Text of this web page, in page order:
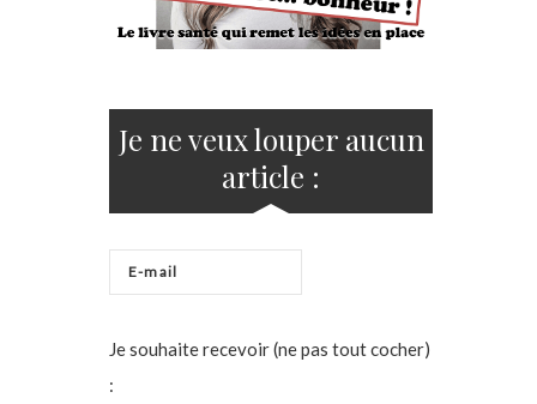
Je ne veux louper aucun
article :
Je souhaite recevoir (ne pas tout cocher)
: